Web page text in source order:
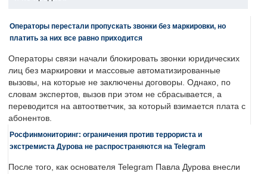
Операторы перестали пропускать звонки без маркировки, но
платить за них все равно приходится
Операторы связи начали блокировать звонки юридических
лиц без маркировки и массовые автоматизированные
вызовы, на которые не заключены договоры. Однако, по
словам экспертов, вызов при этом не сбрасывается, а
переводится на автоответчик, за который взимается плата с
абонентов.
Росфинмониторинг: ограничения против террориста и
экстремиста Дурова не распространяются на Telegram
После того, как основателя Telegram Павла Дурова внесли